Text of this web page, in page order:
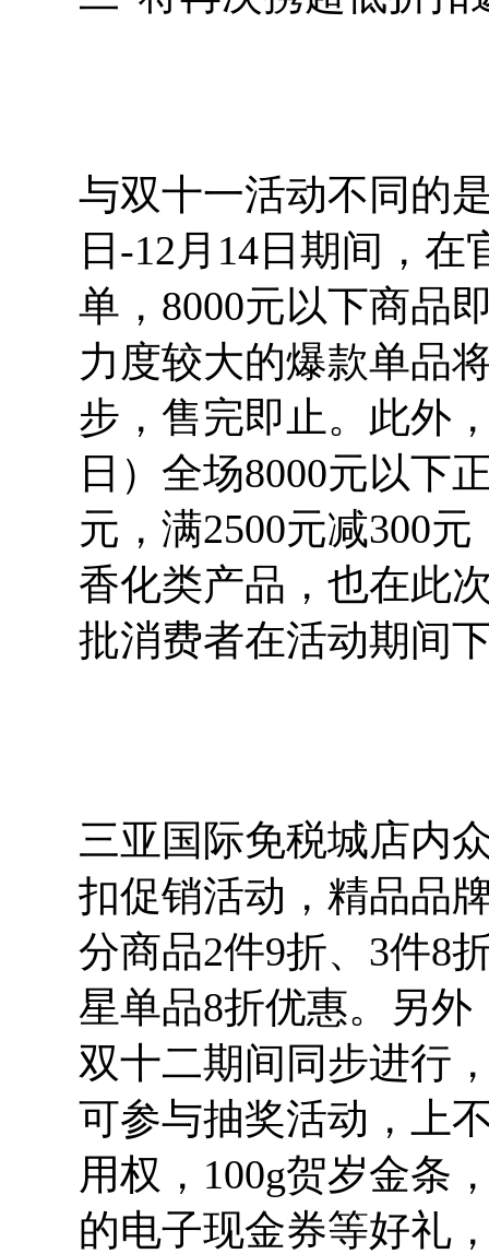
与双十一活动不同的
日-12月14日期间，
单，8000元以下商品
力度较大的爆款单品
步，售完即止。此外
日）全场8000元以下
元，满2500元减300
香化类产品，也在此
批消费者在活动期间
三亚国际免税城店内
扣促销活动，精品品
分商品2件9折、3件8
星单品8折优惠。另外
双十二期间同步进行
可参与抽奖活动，上
用权，100g贺岁金条
的电子现金券等好礼